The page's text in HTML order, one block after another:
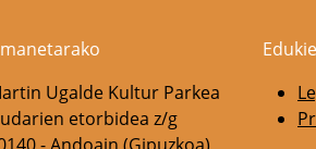
Ugalde Kultur Parkea
etorbidea z/g